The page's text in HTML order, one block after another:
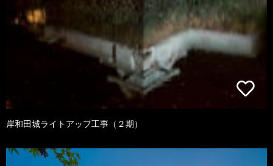
岸和田城ライトアップ工事（２期）